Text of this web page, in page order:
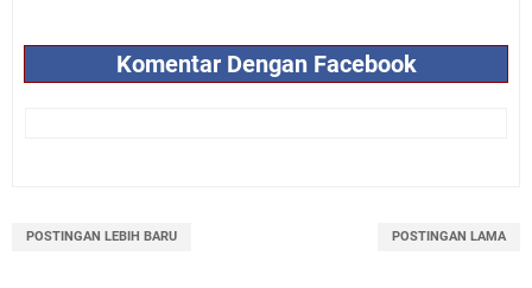
Komentar Dengan Facebook
POSTINGAN LEBIH BARU POSTINGAN LAMA